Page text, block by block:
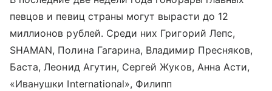
певцов и певиц страны могут вырасти до 12
миллионов рублей. Среди них Григорий Лепс,
SHAMAN, Полина Гагарина, Владимир Пресняков,
Баста, Леонид Агутин, Сергей Жуков, Анна Асти,
«Иванушки International», Филипп